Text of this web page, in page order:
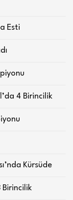
Esti
4 Birincilik
Kürsüde
Birincilik